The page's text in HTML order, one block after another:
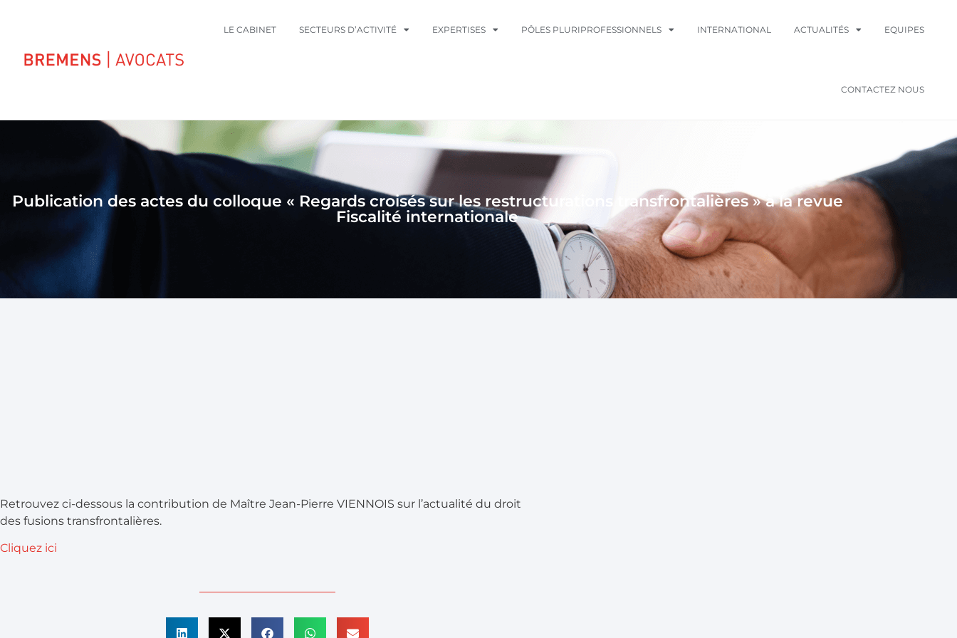
LE CABINET SECTEURS D’ACTIVITÉ EXPERTISES PÔLES PLURIPROFESSIONNELS INTERNATIONAL ACTUALITÉS EQUIPES
CONTACTEZ NOUS
Publication des actes du colloque « Regards croisés sur les restructurations transfrontalières » à la revue
Fiscalité internationale
Retrouvez ci-dessous la contribution de Maître Jean-Pierre VIENNOIS sur l’actualité du droit
des fusions transfrontalières.
Cliquez ici